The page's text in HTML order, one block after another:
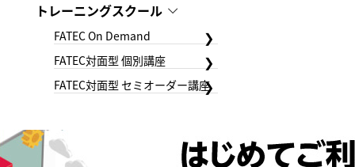
トレーニングスクール
FATEC On Demand
FATEC対面型 個別講座
FATEC対面型 セミオーダー講座